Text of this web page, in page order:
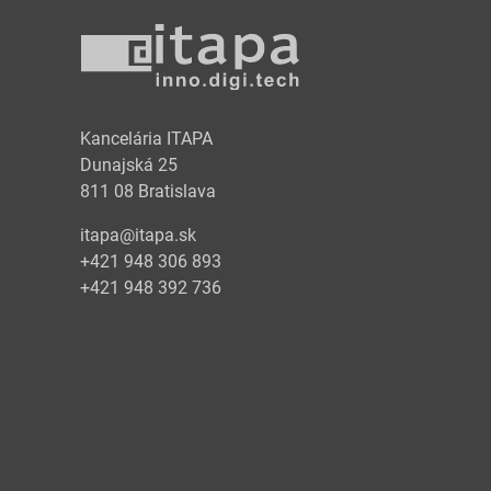
Kancelária ITAPA
Dunajská 25
811 08 Bratislava
itapa@itapa.sk
+421 948 306 893
+421 948 392 736